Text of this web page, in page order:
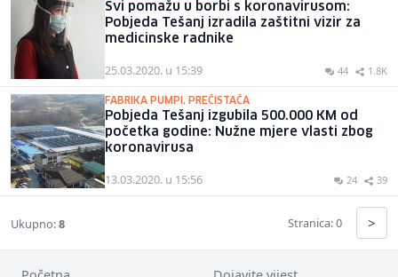
Svi pomažu u borbi s koronavirusom:
Pobjeda Tešanj izradila zaštitni vizir za
medicinske radnike
25.03.2020. u 15:39 44 1.8K
FABRIKA PUMPI, PREČISTAČA
Pobjeda Tešanj izgubila 500.000 KM od
početka godine: Nužne mjere vlasti zbog
koronavirusa
13.03.2020. u 15:56 24 39
Ukupno:8 Stranica: 0 >